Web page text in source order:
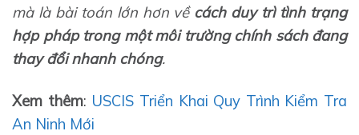
mà là bài toán lớn hơn về cách duy trì tình trạng
hợp pháp trong một môi trường chính sách đang
thay đổi nhanh chóng.
Xem thêm: USCIS Triển Khai Quy Trình Kiểm Tra
An Ninh Mới